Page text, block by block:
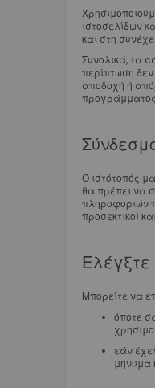
ιστοσελίδων
και στη
Συνολικά, τα
περίπτωση
αποδοχή ή
προγράμματος
Ο ιστότοπός
θα πρέπει να
πληροφοριών
προσεκτικοί
Ελέγξτε
Μπορείτε να
όποτε
εάν
μήνυμα